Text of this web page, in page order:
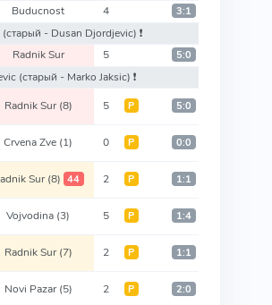
Buducnost 4 3:1
(старый - Dusan Djordjevic) ❗️
Radnik Sur 5 5:0
(старый - Marko Jaksic) ❗️
Radnik Sur(8) 5 Р 5:0
Crvena Zve (1) 0 Р 0:0
Sur(8) 44 2 Р 1:1
Vojvodina (3) 5 Р 1:4
Radnik Sur(7) 2 Р 1:1
Novi Pazar(5) 2 Р 2:0